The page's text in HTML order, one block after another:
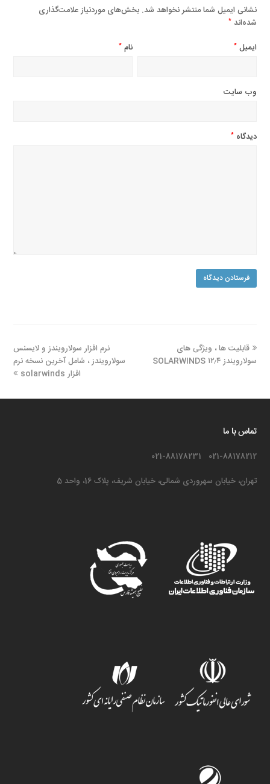
نشانی ایمیل شما منتشر نخواهد شد. بخش‌های موردنیاز علامت‌گذاری
شده‌اند*
نام* ایمیل*
وب‌ سایت
دیدگاه*
مطلب
قبلی:
قابلیت ها ، ویژگی های
سولارویندز SOLARWINDS ۱۲٫۴
مطلب
بعدی:
نرم افزار سولارویندز و لایسنس
سولارویندز ، شامل آخرین نسخه نرم
افزار solarwinds
تماس با ما
021-88178212 021-88178231
تهران، خیابان سهروردی شمالی، خیابان شریف، پلاک 16، واحد 5